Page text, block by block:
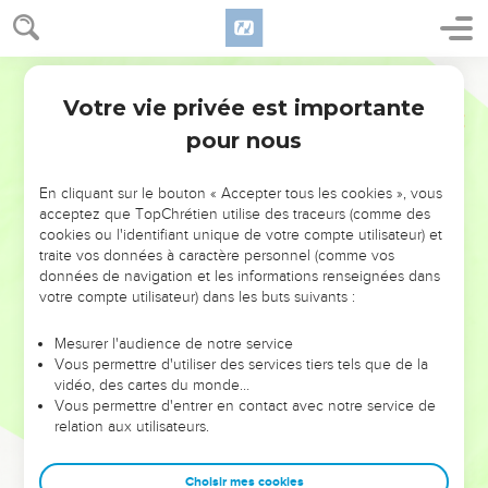
NE MANQUEZ PAS L’ÉVÉNEMENT
DE L’ANNÉE !
ET SI LEURS ERREURS POUVAIENT VOUS ÉVITER LES
VOTRES ?
leur foi ou leur vision. Mais on voit moins les doutes, les erreurs
et les saisons difficiles qu'ils ont traversés, alors même que ce
sont elles qui les ont façonnés.
Dans cette conférence, leaders, entrepreneurs, et responsables
clés pour avancer avec plus de sagesse afin que leurs erreurs
Votre vie privée est importante
pour nous
En cliquant sur le bouton « Accepter tous les cookies », vous
acceptez que TopChrétien utilise des traceurs (comme des
cookies ou l'identifiant unique de votre compte utilisateur) et
traite vos données à caractère personnel (comme vos
données de navigation et les informations renseignées dans
votre compte utilisateur) dans les buts suivants :
Mesurer l'audience de notre service
Vous permettre d'utiliser des services tiers tels que de la
vidéo, des cartes du monde…
Vous permettre d'entrer en contact avec notre service de
relation aux utilisateurs.
Choisir mes cookies